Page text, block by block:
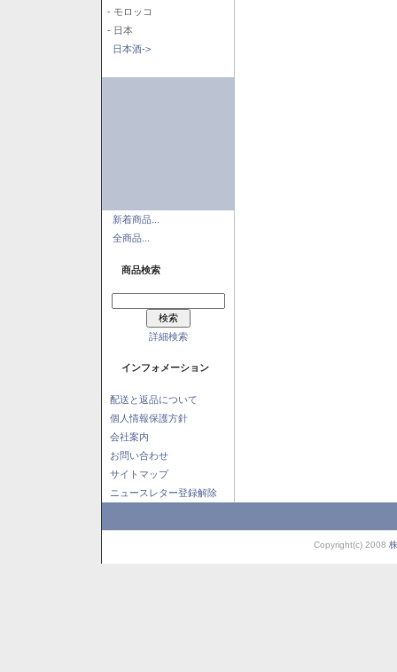
- モロッコ
- 日本
日本酒->
新着商品...
全商品...
商品検索
詳細検索
インフォメーション
配送と返品について
個人情報保護方針
会社案内
お問い合わせ
サイトマップ
ニュースレター登録解除
Copyright(c) 2008